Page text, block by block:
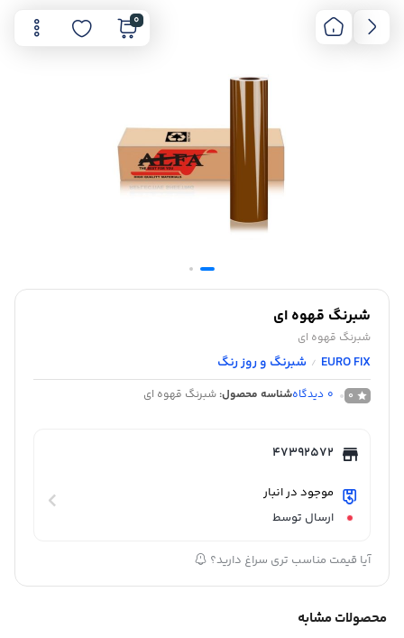
0
شبرنگ قهوه ای
شبرنگ قهوه ای
EURO FIX
/ شبرنگ و روز رنگ
0
0 دیدگاهشناسه محصول: شبرنگ قهوه ای
47392572
موجود در انبار
ارسال توسط
آیا قیمت مناسب تری سراغ دارید؟
محصولات مشابه